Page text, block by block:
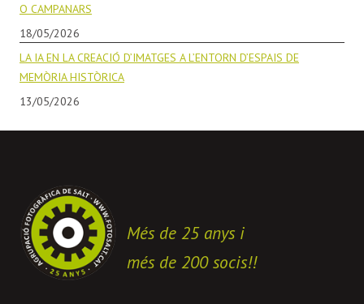
O CAMPANARS
18/05/2026
LA IA EN LA CREACIÓ D’IMATGES A L’ENTORN D’ESPAIS DE
MEMÒRIA HISTÒRICA
13/05/2026
Més de 25 anys i
més de 200 socis!!